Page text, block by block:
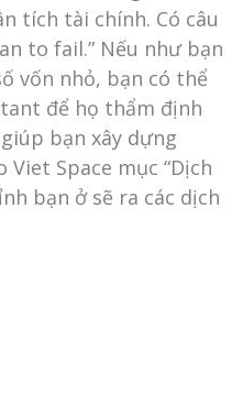
tích tài chính. Có câu
to fail.” Nếu như bạn
vốn nhỏ, bạn có thể
để họ thẩm định
bạn xây dựng
Space mục “Dịch
bạn ở sẽ ra các dịch